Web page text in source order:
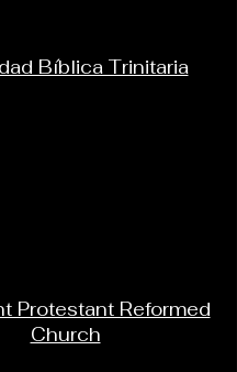
Bíblica Trinitaria
Protestant Reformed
Church